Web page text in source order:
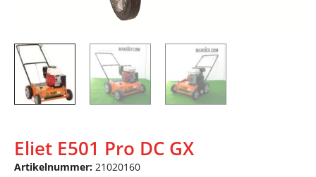
Eliet E501 Pro DC GX
Artikelnummer: 21020160